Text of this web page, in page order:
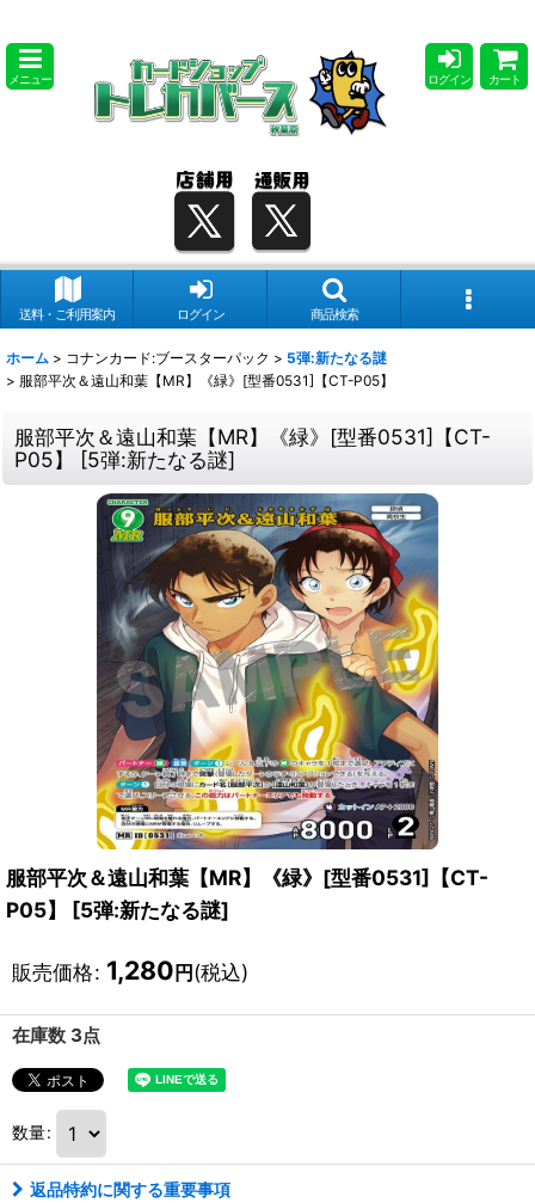
メニュー ログイン カート
送料・ご利用案内 ログイン 商品検索
ホーム > コナンカード:ブースターパック > 5弾:新たなる謎
> 服部平次＆遠山和葉【MR】《緑》[型番0531]【CT-P05】
服部平次＆遠山和葉【MR】《緑》[型番0531]【CT-
P05】
[5弾:新たなる謎]
服部平次＆遠山和葉【MR】《緑》[型番0531]【CT-
P05】
[5弾:新たなる謎]
販売価格: 1,280 円 (税込)
在庫数 3点
数量:
返品特約に関する重要事項